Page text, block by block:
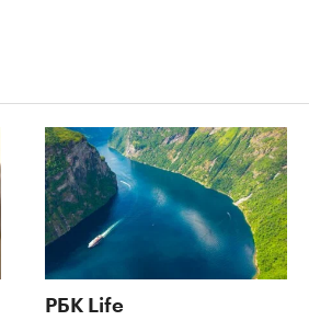
РБК Life